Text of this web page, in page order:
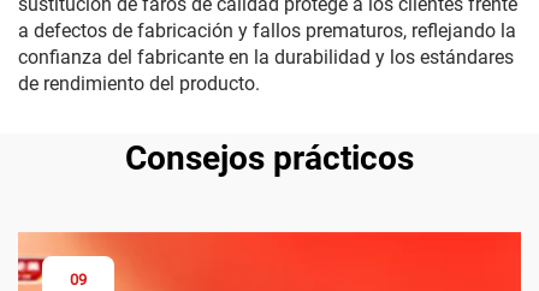
a defectos de fabricación y fallos prematuros, reflejando la
confianza del fabricante en la durabilidad y los estándares
de rendimiento del producto.
Consejos prácticos
09